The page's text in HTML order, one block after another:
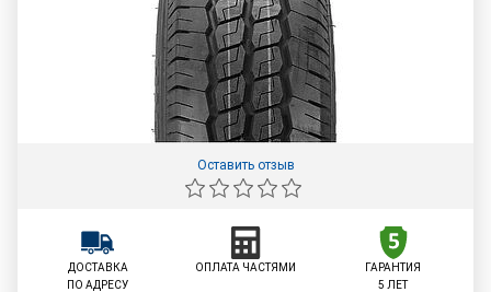
Оставить отзыв
ДОСТАВКА
ПО АДРЕСУ
ОПЛАТА ЧАСТЯМИ
ГАРАНТИЯ
5 ЛЕТ